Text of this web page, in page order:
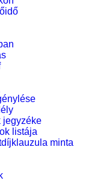
jegyzéke
listája
minta